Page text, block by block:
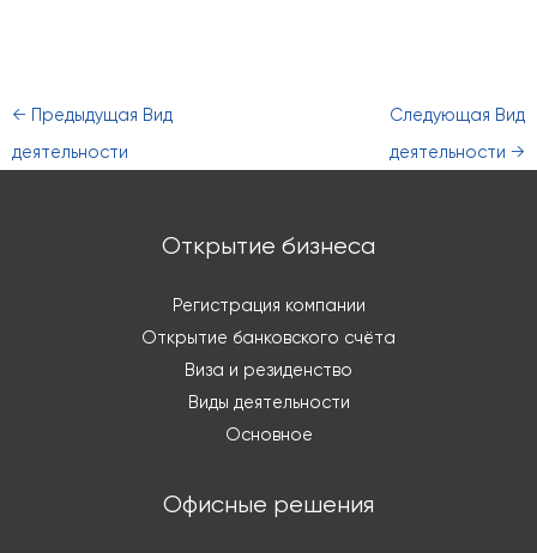
← Предыдущая Вид
деятельности
Следующая Вид
деятельности→
Открытие бизнеса
Регистрация компании
Открытие банковского счёта
Виза и резиденство
Виды деятельности
Основное
Офисные решения